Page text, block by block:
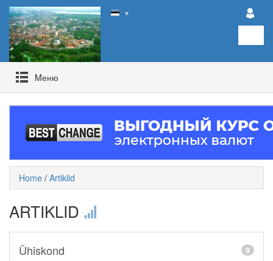
▼
Mеню
Home / Artiklid
ARTIKLID
Ühiskond 9